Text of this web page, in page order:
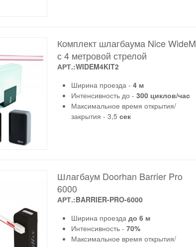
Комплект шлагбаума Nice WideM
с 4 метровой стрелой
АРТ.:WIDEM4KIT2
Ширина проезда - 4 м
Интенсивность до - 300 циклов/час
Максимальное время открытия/
закрытия - 3,5 сек
Шлагбаум Doorhan Barrier Pro
6000
АРТ.:BARRIER-PRO-6000
Ширина проезда до 6 м
Интенсивность - 70%
Максимальное время открытия/